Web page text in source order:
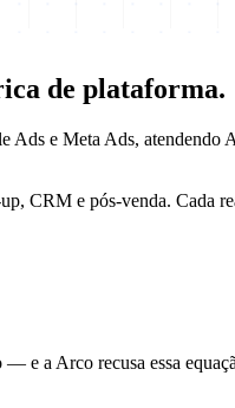
de plataforma.
e Meta Ads, atendendo
CRM e pós-venda. Cada
e a Arco recusa essa